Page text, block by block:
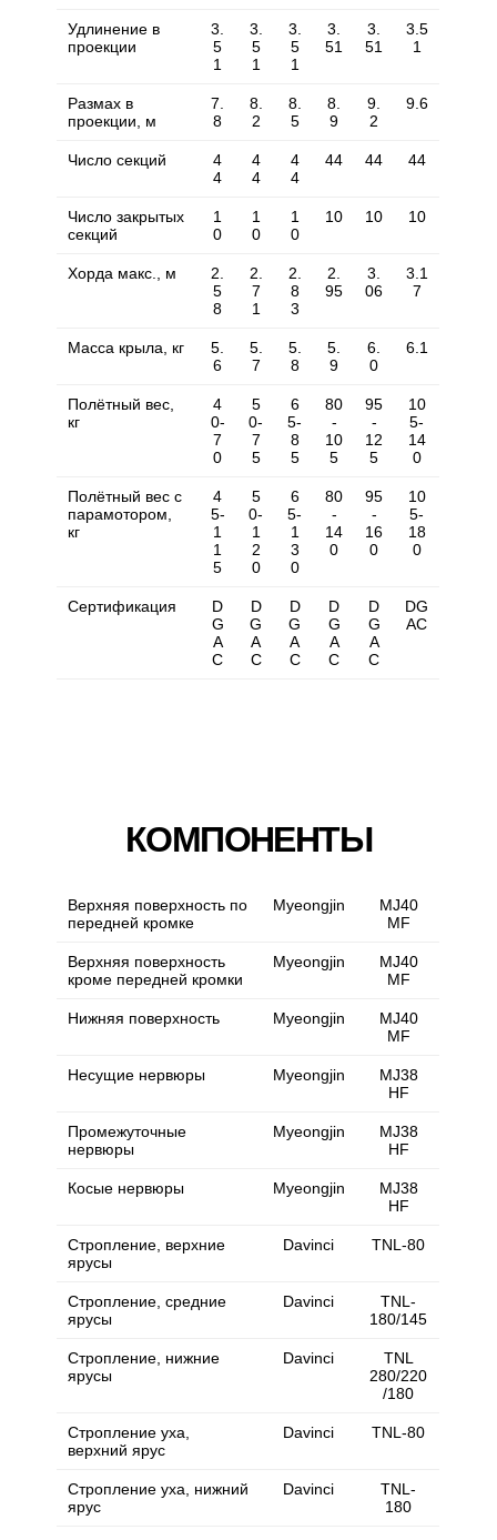
Удлинение в
проекции
3.
5
1
3.
5
1
3.
5
1
3.
51
3.
51
3.5
1
Размах в
проекции, м
7.
8
8.
2
8.
5
8.
9
9.
2
9.6
Число секций
4
4
4
4
4
4
44 44 44
Число закрытых
секций
1
0
1
0
1
0
10 10 10
Хорда макс., м
2.
5
8
2.
7
1
2.
8
3
2.
95
3.
06
3.1
7
Масса крыла, кг
5.
6
5.
7
5.
8
5.
9
6.
0
6.1
Полётный вес,
кг
4
0-
7
0
5
0-
7
5
6
5-
8
5
80
-
10
5
95
-
12
5
10
5-
14
0
Полётный вес с
парамотором,
кг
4
5-
1
1
5
5
0-
1
2
0
6
5-
1
3
0
80
-
14
0
95
-
16
0
10
5-
18
0
Сертификация
D
G
A
C
D
G
A
C
D
G
A
C
D
G
A
C
D
G
A
C
DG
AC
КОМПОНЕНТЫ
Верхняя поверхность по
передней кромке
Myeongjin
MJ40
MF
Верхняя поверхность
кроме передней кромки
Myeongjin
MJ40
MF
Нижняя поверхность Myeongjin
MJ40
MF
Несущие нервюры Myeongjin
MJ38
HF
Промежуточные
нервюры
Myeongjin
MJ38
HF
Косые нервюры Myeongjin
MJ38
HF
Стропление, верхние
ярусы
Davinci TNL-80
Стропление, средние
ярусы
Davinci
TNL-
180/145
Стропление, нижние
ярусы
Davinci
TNL
280/220
/180
Стропление уха,
верхний ярус
Davinci TNL-80
Стропление уха, нижний
ярус
Davinci
TNL-
180